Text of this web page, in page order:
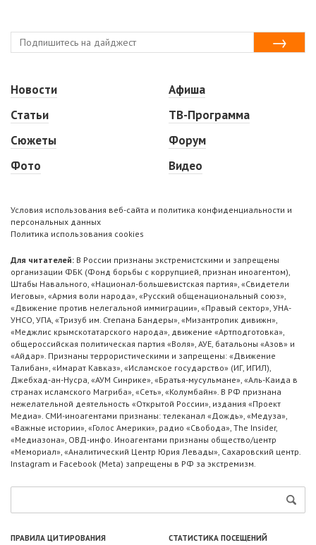
Новости
Статьи
Сюжеты
Фото
Афиша
ТВ-Программа
Форум
Видео
Условия использования веб-сайта и политика конфиденциальности и
персональных данных
Политика использования cookies
Для читателей: В России признаны экстремистскими и запрещены
организации ФБК (Фонд борьбы с коррупцией, признан иноагентом),
Штабы Навального, «Национал-большевистская партия», «Свидетели
Иеговы», «Армия воли народа», «Русский общенациональный союз»,
«Движение против нелегальной иммиграции», «Правый сектор», УНА-
УНСО, УПА, «Тризуб им. Степана Бандеры», «Мизантропик дивижн»,
«Меджлис крымскотатарского народа», движение «Артподготовка»,
общероссийская политическая партия «Воля», АУЕ, батальоны «Азов» и
«Айдар». Признаны террористическими и запрещены: «Движение
Талибан», «Имарат Кавказ», «Исламское государство» (ИГ, ИГИЛ),
Джебхад-ан-Нусра, «АУМ Синрике», «Братья-мусульмане», «Аль-Каида в
странах исламского Магриба», «Сеть», «Колумбайн». В РФ признана
нежелательной деятельность «Открытой России», издания «Проект
Медиа». СМИ-иноагентами признаны: телеканал «Дождь», «Медуза»,
«Важные истории», «Голос Америки», радио «Свобода», The Insider,
«Медиазона», ОВД-инфо. Иноагентами признаны общество/центр
«Мемориал», «Аналитический Центр Юрия Левады», Сахаровский центр.
Instagram и Facebook (Metа) запрещены в РФ за экстремизм.
ПРАВИЛА ЦИТИРОВАНИЯ СТАТИСТИКА ПОСЕЩЕНИЙ